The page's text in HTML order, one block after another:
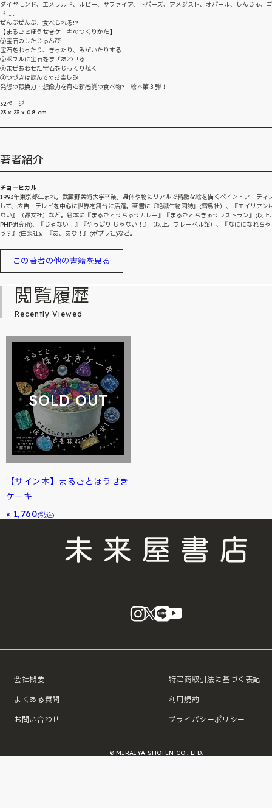
ダイヤモンド、エメラルド、ルビー、サファイア、トパーズ、アメジスト、オパール、しんじゅ、
ド……。
ぜんぶぜんぶ、食べられる!?
【まるごとほうせきケーキのつくりかた】
①宝石のしたじゅんび
宝石をわったり、きったり、みがいたりする
②ボウルに宝石をまぜあわせる
③まぜあわせた宝石をじっくり焼く
④つづきは読んでのお楽しみ
発想の転換力・想像力を育む新感覚の食べ物? 絵本第３弾！
32ページ
23 x 23 x 0.8 cm
著者紹介
チョーヒカル
1993年東京都生まれ。武蔵野美術大学卒業。身体や物にリアルで精緻な絵を描くペイントアーティ
して、広告・テレビを中心に世界を舞台に活躍。著書に『絶滅生物図誌』(雷鳥社）、『エイリアン
ない』（晶文社）など。絵本に『まるごとうちゅうカレー』『まるごとちきゅうレストラン』(以上
PHP研究所)、『じゃない！』『やっぱり じゃない！』（以上、フレーベル館）、『なにになれちゃ
う？』(白泉社)、『あ、あな！』(ポプラ社)など。
この著者の他の書籍を見る
閲覧履歴
Recently Viewed
SOLD OUT
【サイン本】まるごとほうせき
ケーキ
¥ 1,760(税込)
instagram
X LINE
会社概要
よくある質問
お問い合わせ
特定商取引法に基づく表記
利用規約
プライバシーポリシー
© MIRAIYA SHOTEN CO., LTD.